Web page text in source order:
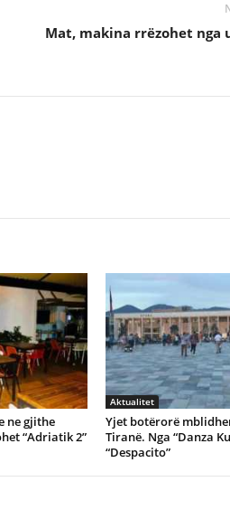
Mat, makina rrëzohet nga
ne gjithe
“Adriatik 2”
Aktualitet
Yjet botërorë
Tiranë. Nga “Danza
“Despacito”